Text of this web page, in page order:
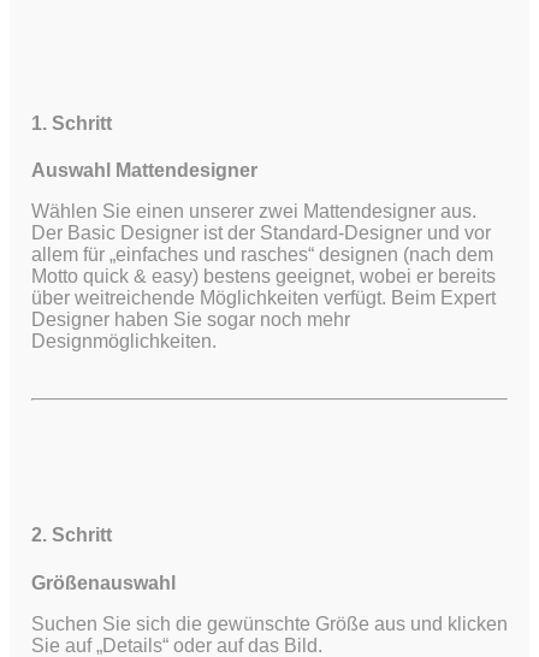
1. Schritt
Auswahl Mattendesigner
Wählen Sie einen unserer zwei Mattendesigner aus.
Der Basic Designer ist der Standard-Designer und vor
allem für „einfaches und rasches“ designen (nach dem
Motto quick & easy) bestens geeignet, wobei er bereits
über weitreichende Möglichkeiten verfügt. Beim Expert
Designer haben Sie sogar noch mehr
Designmöglichkeiten.
2. Schritt
Größenauswahl
Suchen Sie sich die gewünschte Größe aus und klicken
Sie auf „Details“ oder auf das Bild.